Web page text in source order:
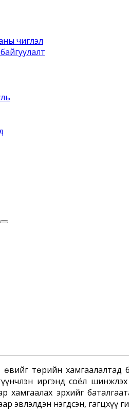
чиглэл
төрийн хамгаалалтад
иргэнд соёл
хамгаалах эрхийг
эвлэлдэн нэгдсэн,